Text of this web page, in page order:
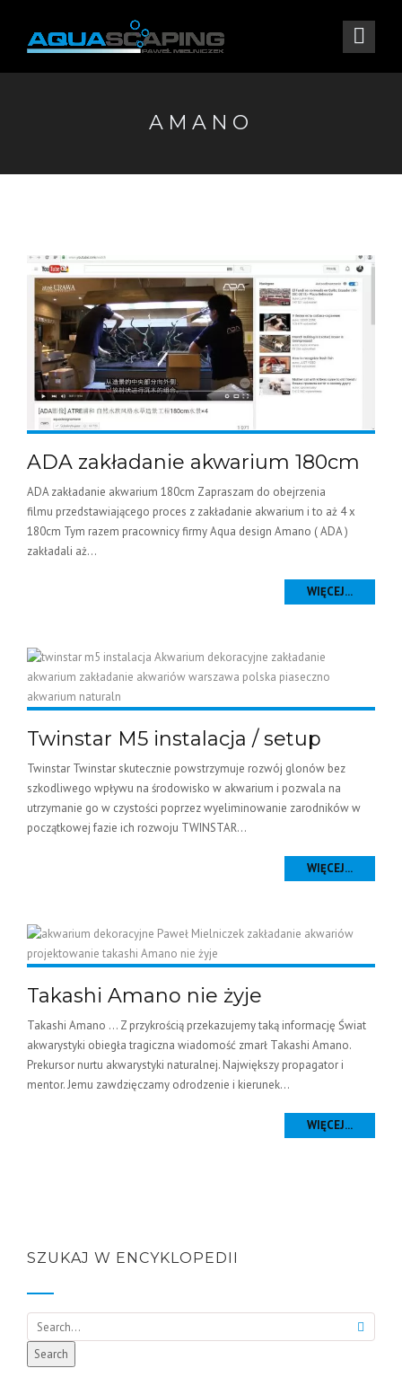
AMANO
ADA zakładanie akwarium 180cm
ADA zakładanie akwarium 180cm Zapraszam do obejrzenia
filmu przedstawiającego proces z zakładanie akwarium i to aż 4 x
180cm Tym razem pracownicy firmy Aqua design Amano ( ADA )
zakładali aż...
WIĘCEJ...
Twinstar M5 instalacja / setup
Twinstar Twinstar skutecznie powstrzymuje rozwój glonów bez
szkodliwego wpływu na środowisko w akwarium i pozwala na
utrzymanie go w czystości poprzez wyeliminowanie zarodników w
początkowej fazie ich rozwoju TWINSTAR...
WIĘCEJ...
Takashi Amano nie żyje
Takashi Amano … Z przykrością przekazujemy taką informację Świat
akwarystyki obiegła tragiczna wiadomość zmarł Takashi Amano.
Prekursor nurtu akwarystyki naturalnej. Największy propagator i
mentor. Jemu zawdzięczamy odrodzenie i kierunek...
WIĘCEJ...
SZUKAJ W ENCYKLOPEDII
Search
Search